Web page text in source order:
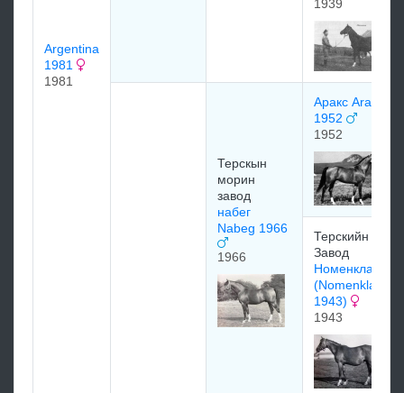
Argentina
1981
1981
1939
Терскын
морин
завод
набег
Nabeg 1966
1966
Аракс Arax
1952
1952
Терскийн
Завод
Номенклатура
(Nomenklatura
1943)
1943